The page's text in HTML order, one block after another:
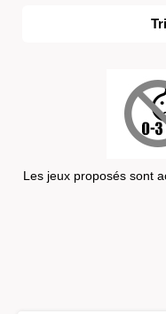
Les jeux proposés sont